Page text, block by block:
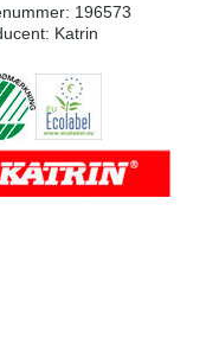
196573
Katrin